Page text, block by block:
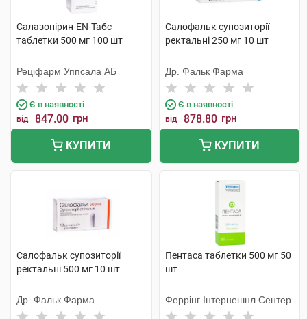
Салазопірин-EN-Табс
таблетки 500 мг 100 шт
Реціфарм Уппсала АБ
Є в наявності
від 847.00 грн
КУПИТИ
Салофальк супозиторії
ректальні 250 мг 10 шт
Др. Фальк Фарма
Є в наявності
від 878.80 грн
КУПИТИ
Салофальк супозиторії
ректальні 500 мг 10 шт
Др. Фальк Фарма
Пентаса таблетки 500 мг 50
шт
Феррінг Інтернешнл Сентер